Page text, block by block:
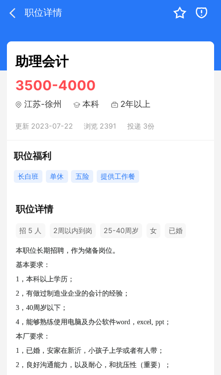
职位详情
助理会计
3500-4000
江苏-徐州 本科 2年以上
更新 2023-07-22 浏览 2391 投递 3份
职位福利
长白班 单休 五险 提供工作餐
职位详情
招 5 人 2周以内到岗 25-40周岁 女 已婚
本职位长期招聘，作为储备岗位。
基本要求：
1，本科以上学历；
2，有做过制造业企业的会计的经验；
3，40周岁以下；
4，能够熟练使用电脑及办公软件word，excel, ppt；
本厂要求：
1，已婚，安家在新沂，小孩子上学或者有人带；
2，良好沟通能力，以及耐心，和抗压性（重要）；